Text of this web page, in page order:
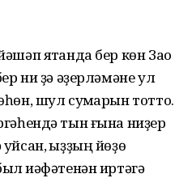
ятҡанда бер көн Зао
ни ҙә әҙерләмәне ул
шул суҡмарын тотто.
тын ғына ниҙер
ҡыҙҙың йөҙө
ҡиәфәтенән иртәгә